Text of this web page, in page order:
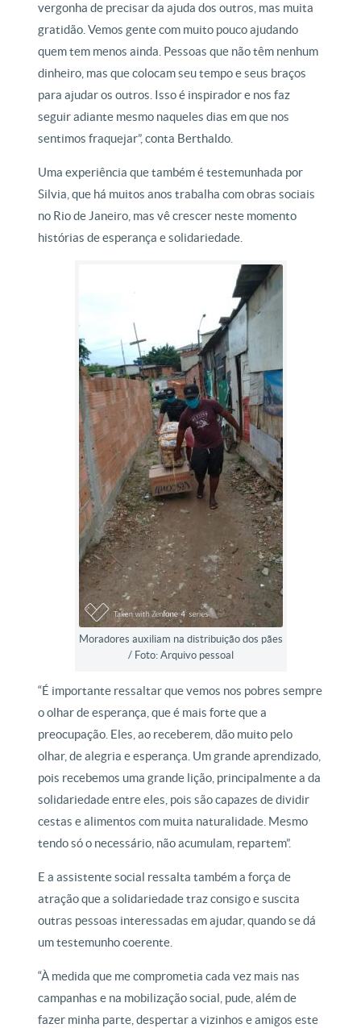
vergonha de precisar da ajuda dos outros, mas muita
gratidão. Vemos gente com muito pouco ajudando
quem tem menos ainda. Pessoas que não têm nenhum
dinheiro, mas que colocam seu tempo e seus braços
para ajudar os outros. Isso é inspirador e nos faz
seguir adiante mesmo naqueles dias em que nos
sentimos fraquejar”, conta Berthaldo.
Uma experiência que também é testemunhada por
Silvia, que há muitos anos trabalha com obras sociais
no Rio de Janeiro, mas vê crescer neste momento
histórias de esperança e solidariedade.
Moradores auxiliam na distribuição dos pães
/ Foto: Arquivo pessoal
“É importante ressaltar que vemos nos pobres sempre
o olhar de esperança, que é mais forte que a
preocupação. Eles, ao receberem, dão muito pelo
olhar, de alegria e esperança. Um grande aprendizado,
pois recebemos uma grande lição, principalmente a da
solidariedade entre eles, pois são capazes de dividir
cestas e alimentos com muita naturalidade. Mesmo
tendo só o necessário, não acumulam, repartem”.
E a assistente social ressalta também a força de
atração que a solidariedade traz consigo e suscita
outras pessoas interessadas em ajudar, quando se dá
um testemunho coerente.
“À medida que me comprometia cada vez mais nas
campanhas e na mobilização social, pude, além de
fazer minha parte, despertar a vizinhos e amigos este